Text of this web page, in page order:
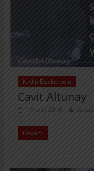
Kadın Basketbolu
Cavit Altunay
1 Aralık 2018 tubad
Devam